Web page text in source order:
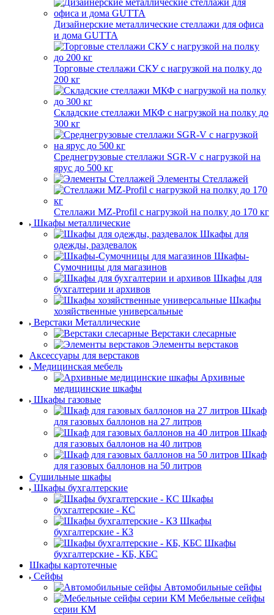
Дизайнерские металлические стеллажи для офиса
и дома GUTTA
Торговые стеллажи СКУ с нагрузкой на полку до
200 кг
Складские стеллажи МКФ с нагрузкой на полку до
300 кг
Среднегрузовые стеллажи SGR-V с нагрузкой на
ярус до 500 кг
Элементы Стеллажей
Стеллажи MZ-Profil с нагрузкой на полку до 170 кг
Шкафы металлические
Шкафы для
одежды, раздевалок
Шкафы-
Сумочницы для магазинов
Шкафы для
бухгалтерии и архивов
Шкафы
хозяйственные универсальные
Верстаки Металлические
Верстаки слесарные
Элементы верстаков
Аксессуары для верстаков
Медицинская мебель
Архивные
медицинские шкафы
Шкафы газовые
Шкаф
для газовых баллонов на 27 литров
Шкаф
для газовых баллонов на 40 литров
Шкаф
для газовых баллонов на 50 литров
Сушильные шкафы
Шкафы бухгалтерские
Шкафы
бухгалтерские - КС
Шкафы
бухгалтерские - КЗ
Шкафы
бухгалтерские - КБ, КБС
Шкафы картотечные
Сейфы
Автомобильные сейфы
Мебельные сейфы
серии КМ